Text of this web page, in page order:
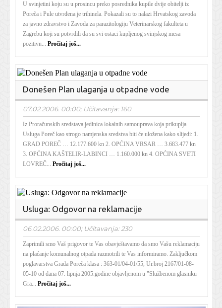
U svinjetini koju su u prosincu preko posrednika kupile dvije obitelji iz
Poreča i Pule utvrđena je trihinela. Pokazali su to nalazi Hrvatskog zavoda
za javno zdravstvo i Zavoda za parazitologiju Veterinarskog fakulteta u
Zagrebu koji su potvrdili da su svi ostaci kupljenog svinjskog mesa
pozitivn... Pročitaj još...
Donešen Plan ulaganja u otpadne vode
07.02.2006. 00:00; Učitavanja: 160
Iz Proračunskih sredstava jedinica lokalnih samouprava koja prikuplja
Usluga Poreč kao strogo namjenska sredstva biti će uložena kako slijedi: 1.
GRAD POREČ … 12.177.600 kn 2. OPĆINA VRSAR … 3.683.477 kn
3. OPĆINA KAŠTELIR-LABINCI … 1.160.000 kn 4. OPĆINA SVETI
LOVREČ... Pročitaj još...
Usluga: Odgovor na reklamacije
06.02.2006. 00:00; Učitavanja: 230
Zaprimili smo Vaš prigovor te Vas obavještavamo da smo Vašu reklamaciju
na plaćanje komunalnog otpada razmotrili te Vas informiramo. Zaključkom
poglavarstva Grada Poreča klasa : 363-01/04-01/55, Ur.broj 2167/01-08-
05-10 od dana 07. lipnja 2005.godine objavljenom u "Službenom glasniku
Gra... Pročitaj još...